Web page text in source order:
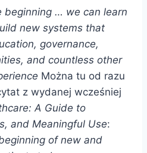
beginning … we can learn
new systems that
governance,
and countless other
Można tu od razu
z wydanej wcześniej
A Guide to
and Meaningful Use:
of new and